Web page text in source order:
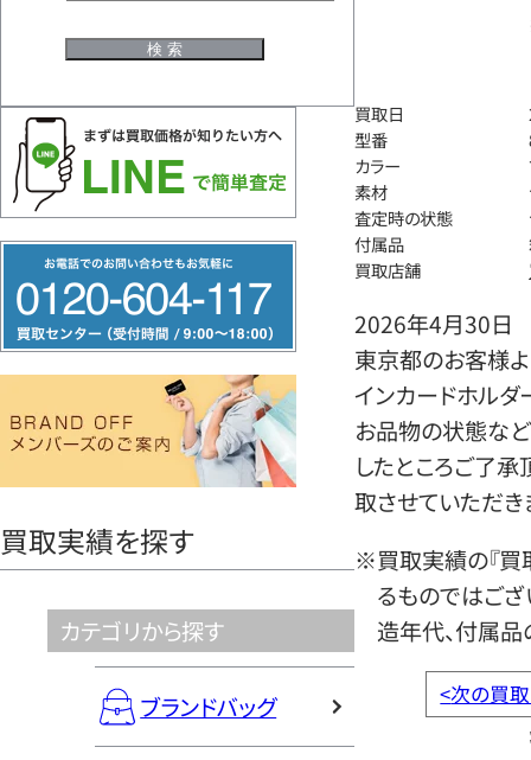
リ
ー
ヤ
買取実績を探す
カテゴリから探す
ブランドバッグ
買取日
型番
カラー
素材
査定時の状態
付属品
買取店舗
2026年4月30日
東京都のお客様
インカードホルダ
お品物の状態など
したところご了
取させていただき
※買取実績の『買
るものではござ
造年代、付属品
<次の買